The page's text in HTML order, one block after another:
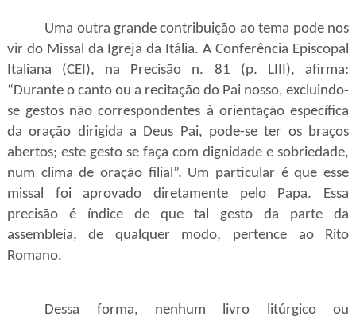
Uma outra grande contribuição ao tema pode nos
vir do Missal da Igreja da Itália. A Conferência Episcopal
Italiana (CEI), na Precisão n. 81 (p. LIII), afirma:
“Durante o canto ou a recitação do Pai nosso, excluindo-
se gestos não correspondentes à orientação específica
da oração dirigida a Deus Pai, pode-se ter os braços
abertos; este gesto se faça com dignidade e sobriedade,
num clima de oração filial”. Um particular é que esse
missal foi aprovado diretamente pelo Papa. Essa
precisão é índice de que tal gesto da parte da
assembleia, de qualquer modo, pertence ao Rito
Romano.
Dessa forma, nenhum livro litúrgico ou